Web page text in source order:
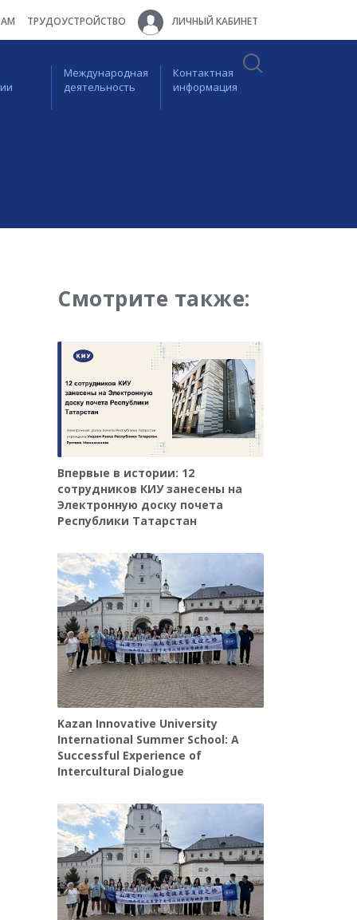
ТРУДОУСТРОЙСТВО ЛИЧНЫЙ КАБИНЕТ
Международная
деятельность
Контактная
информация
Смотрите также:
Впервые в истории: 12
сотрудников КИУ занесены на
Электронную доску почета
Республики Татарстан
Kazan Innovative University
International Summer School: A
Successful Experience of
Intercultural Dialogue